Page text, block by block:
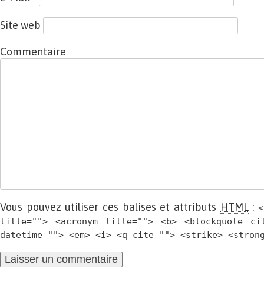
Site web
Commentaire
Vous pouvez utiliser ces balises et attributs HTML:
title=""> <acronym title=""> <b> <blockquote
datetime=""> <em> <i> <q cite=""> <strike>